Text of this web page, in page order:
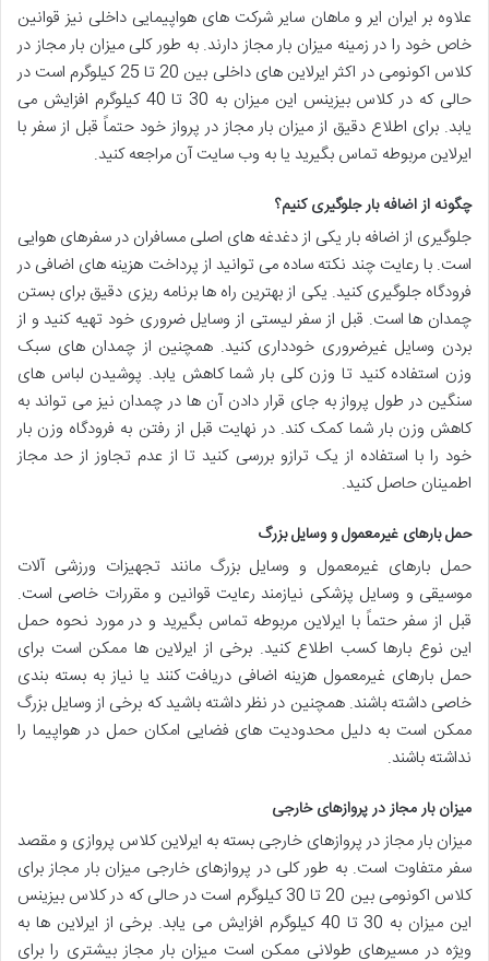
علاوه بر ایران ایر و ماهان سایر شرکت های هواپیمایی داخلی نیز قوانین
خاص خود را در زمینه میزان بار مجاز دارند. به طور کلی میزان بار مجاز در
کلاس اکونومی در اکثر ایرلاین های داخلی بین 20 تا 25 کیلوگرم است در
حالی که در کلاس بیزینس این میزان به 30 تا 40 کیلوگرم افزایش می
یابد. برای اطلاع دقیق از میزان بار مجاز در پرواز خود حتماً قبل از سفر با
ایرلاین مربوطه تماس بگیرید یا به وب سایت آن مراجعه کنید.
چگونه از اضافه بار جلوگیری کنیم؟
جلوگیری از اضافه بار یکی از دغدغه های اصلی مسافران در سفرهای هوایی
است. با رعایت چند نکته ساده می توانید از پرداخت هزینه های اضافی در
فرودگاه جلوگیری کنید. یکی از بهترین راه ها برنامه ریزی دقیق برای بستن
چمدان ها است. قبل از سفر لیستی از وسایل ضروری خود تهیه کنید و از
بردن وسایل غیرضروری خودداری کنید. همچنین از چمدان های سبک
وزن استفاده کنید تا وزن کلی بار شما کاهش یابد. پوشیدن لباس های
سنگین در طول پرواز به جای قرار دادن آن ها در چمدان نیز می تواند به
کاهش وزن بار شما کمک کند. در نهایت قبل از رفتن به فرودگاه وزن بار
خود را با استفاده از یک ترازو بررسی کنید تا از عدم تجاوز از حد مجاز
اطمینان حاصل کنید.
حمل بارهای غیرمعمول و وسایل بزرگ
حمل بارهای غیرمعمول و وسایل بزرگ مانند تجهیزات ورزشی آلات
موسیقی و وسایل پزشکی نیازمند رعایت قوانین و مقررات خاصی است.
قبل از سفر حتماً با ایرلاین مربوطه تماس بگیرید و در مورد نحوه حمل
این نوع بارها کسب اطلاع کنید. برخی از ایرلاین ها ممکن است برای
حمل بارهای غیرمعمول هزینه اضافی دریافت کنند یا نیاز به بسته بندی
خاصی داشته باشند. همچنین در نظر داشته باشید که برخی از وسایل بزرگ
ممکن است به دلیل محدودیت های فضایی امکان حمل در هواپیما را
نداشته باشند.
میزان بار مجاز در پروازهای خارجی
میزان بار مجاز در پروازهای خارجی بسته به ایرلاین کلاس پروازی و مقصد
سفر متفاوت است. به طور کلی در پروازهای خارجی میزان بار مجاز برای
کلاس اکونومی بین 20 تا 30 کیلوگرم است در حالی که در کلاس بیزینس
این میزان به 30 تا 40 کیلوگرم افزایش می یابد. برخی از ایرلاین ها به
ویژه در مسیرهای طولانی ممکن است میزان بار مجاز بیشتری را برای